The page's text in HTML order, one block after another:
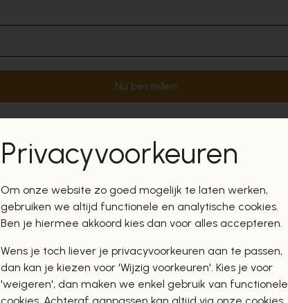
Nu bestellen
Privacyvoorkeuren
Om onze website zo goed mogelijk te laten werken,
gebruiken we altijd functionele en analytische cookies.
Ben je hiermee akkoord kies dan voor alles accepteren.
Wens je toch liever je privacyvoorkeuren aan te passen,
dan kan je kiezen voor 'Wijzig voorkeuren'. Kies je voor
'weigeren', dan maken we enkel gebruik van functionele
cookies. Achteraf aanpassen kan altijd via onze cookies